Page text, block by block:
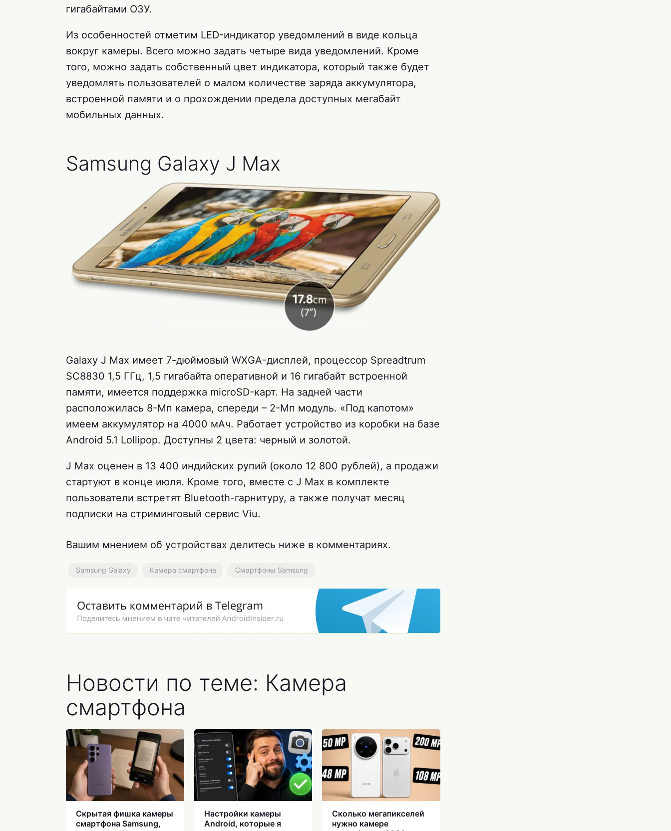
гигабайтами ОЗУ.
Из особенностей отметим LED-индикатор уведомлений в виде кольца
вокруг камеры. Всего можно задать четыре вида уведомлений. Кроме
того, можно задать собственный цвет индикатора, который также будет
уведомлять пользователей о малом количестве заряда аккумулятора,
встроенной памяти и о прохождении предела доступных мегабайт
мобильных данных.
Samsung Galaxy J Max
Galaxy J Max имеет 7-дюймовый WXGA-дисплей, процессор Spreadtrum
SC8830 1,5 ГГц, 1,5 гигабайта оперативной и 16 гигабайт встроенной
памяти, имеется поддержка microSD-карт. На задней части
расположилась 8-Мп камера, спереди – 2-Мп модуль. «Под капотом»
имеем аккумулятор на 4000 мАч. Работает устройство из коробки на базе
Android 5.1 Lollipop. Доступны 2 цвета: черный и золотой.
J Max оценен в 13 400 индийских рупий (около 12 800 рублей), а продажи
стартуют в конце июля. Кроме того, вместе с J Max в комплекте
пользователи встретят Bluetooth-гарнитуру, а также получат месяц
подписки на стриминговый сервис Viu.
Вашим мнением об устройствах делитесь ниже в комментариях.
Samsung Galaxy Камера смартфона Смартфоны Samsung
Новости по теме: Камера
смартфона
Скрытая фишка камеры
смартфона Samsung,
Настройки камеры
Android, которые я
Сколько мегапикселей
нужно камере